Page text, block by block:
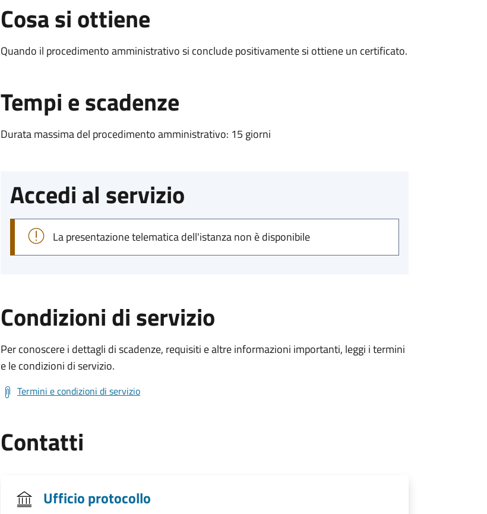
Cosa si ottiene
Quando il procedimento amministrativo si conclude positivamente si ottiene un certificato.
Tempi e scadenze
Durata massima del procedimento amministrativo: 15 giorni
Accedi al servizio
La presentazione telematica dell'istanza non è disponibile
Condizioni di servizio
Per conoscere i dettagli di scadenze, requisiti e altre informazioni importanti, leggi i termini
e le condizioni di servizio.
Termini e condizioni di servizio
Contatti
Ufficio protocollo